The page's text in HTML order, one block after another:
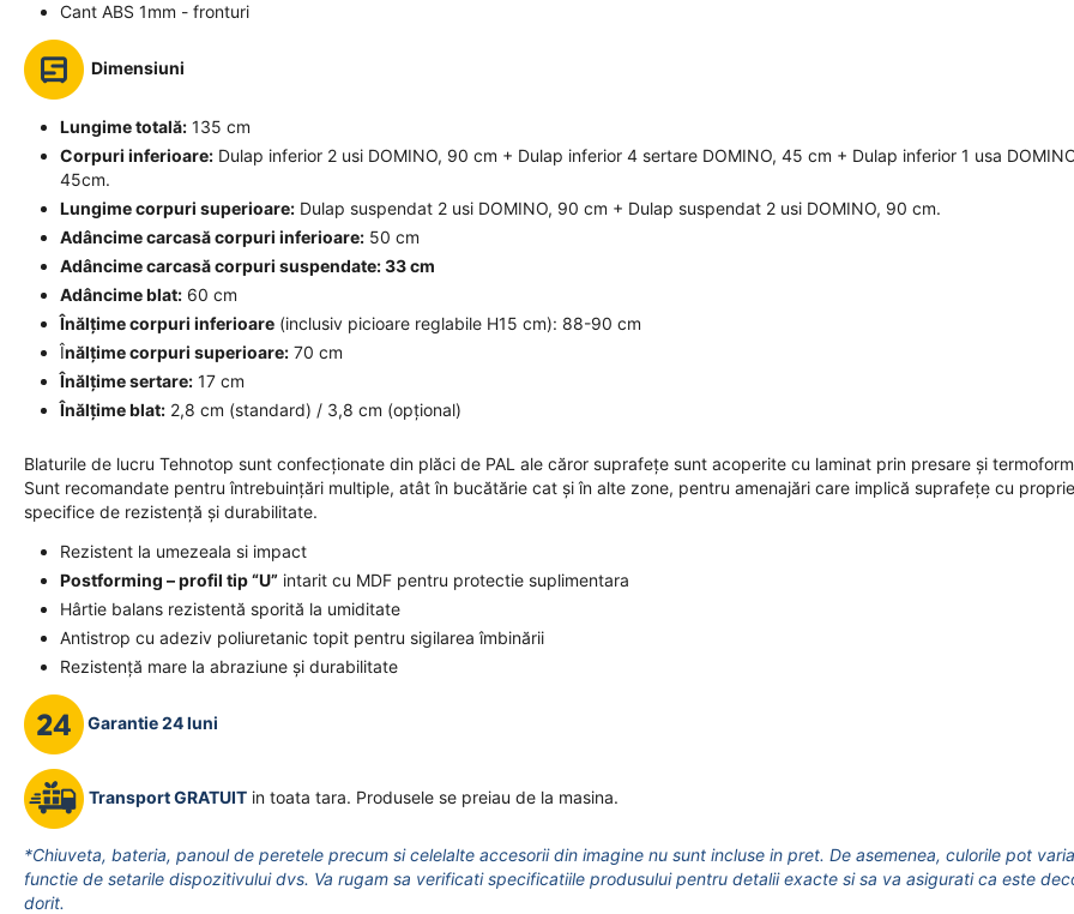
Cant ABS 1mm - fronturi
Dimensiuni
Lungime totală: 135 cm
Corpuri inferioare: Dulap inferior 2 usi DOMINO, 90 cm + Dulap inferior 4 sertare DOMINO, 45 cm + Dulap inferior 1 usa
45cm.
Lungime corpuri superioare: Dulap suspendat 2 usi DOMINO, 90 cm + Dulap suspendat 2 usi DOMINO, 90 cm.
Adâncime carcasă corpuri inferioare: 50 cm
Adâncime carcasă corpuri suspendate: 33 cm
Adâncime blat: 60 cm
Înălțime corpuri inferioare (inclusiv picioare reglabile H15 cm): 88-90 cm
Înălțime corpuri superioare: 70 cm
Înălțime sertare: 17 cm
Înălțime blat: 2,8 cm (standard) / 3,8 cm (opțional)
Blaturile de lucru Tehnotop sunt confecționate din plăci de PAL ale căror suprafețe sunt acoperite cu laminat prin presare și
Sunt recomandate pentru întrebuințări multiple, atât în bucătărie cat și în alte zone, pentru amenajări care implică suprafețe cu
specifice de rezistență și durabilitate.
Rezistent la umezeala si impact
Postforming – profil tip “U” intarit cu MDF pentru protectie suplimentara
Hârtie balans rezistentă sporită la umiditate
Antistrop cu adeziv poliuretanic topit pentru sigilarea îmbinării
Rezistență mare la abraziune și durabilitate
Garantie 24 luni
Transport GRATUIT in toata tara. Produsele se preiau de la masina.
*Chiuveta, bateria, panoul de peretele precum si celelalte accesorii din imagine nu sunt incluse in pret. De asemenea, culorile pot
functie de setarile dispozitivului dvs. Va rugam sa verificati specificatiile produsului pentru detalii exacte si sa va asigurati ca este
dorit.